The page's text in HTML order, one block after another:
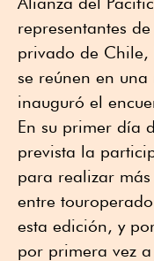
representantes
privado de Chile,
se reúnen en
inauguró el
En su primer día
prevista la
para realizar
entre
esta edición, y
por primera vez